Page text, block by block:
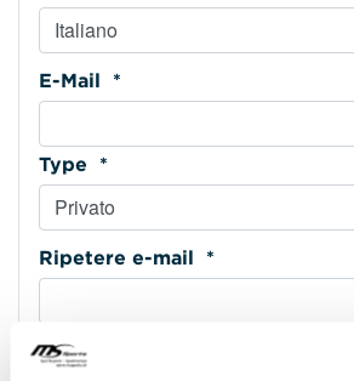
E-Mail *
Type *
Ripetere e-mail *